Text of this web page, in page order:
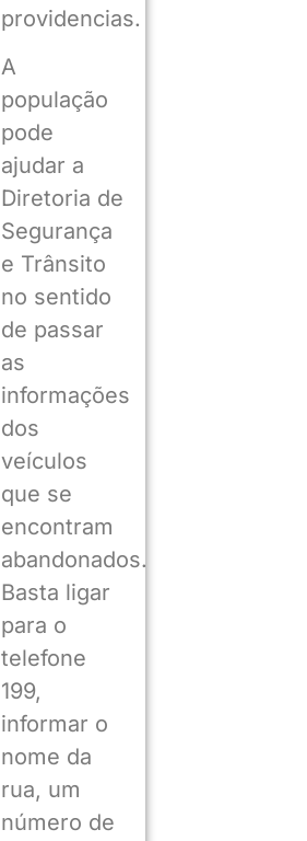
providencias.
A
população
pode
ajudar a
Diretoria de
Segurança
e Trânsito
no sentido
de passar
as
informações
dos
veículos
que se
encontram
abandonados.
Basta ligar
para o
telefone
199,
informar o
nome da
rua, um
número de